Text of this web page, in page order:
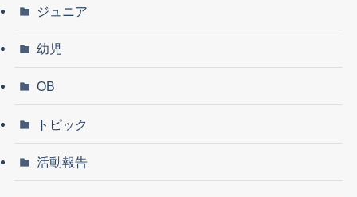
ジュニア
幼児
OB
トピック
活動報告